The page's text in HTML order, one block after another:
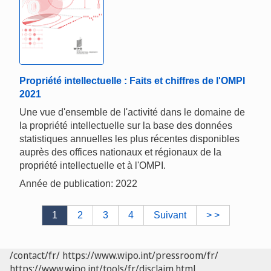
Propriété intellectuelle : Faits et chiffres de l'OMPI
2021
Une vue d'ensemble de l'activité dans le domaine de
la propriété intellectuelle sur la base des données
statistiques annuelles les plus récentes disponibles
auprès des offices nationaux et régionaux de la
propriété intellectuelle et à l'OMPI.
Année de publication: 2022
1 2 3 4 Suivant > >
/contact/fr/ https://www.wipo.int/pressroom/fr/